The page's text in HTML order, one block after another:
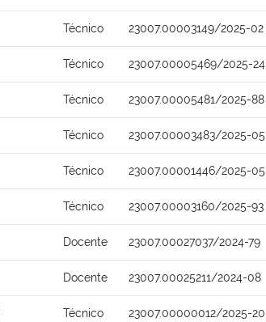
Técnico 23007.00003149/2025-02
Técnico 23007.00005469/2025-24
Técnico 23007.00005481/2025-88
Técnico 23007.00003483/2025-05
Técnico 23007.00001446/2025-05
Técnico 23007.00003160/2025-93
Docente 23007.00027037/2024-79
Docente 23007.00025211/2024-08
Técnico 23007.00000012/2025-20